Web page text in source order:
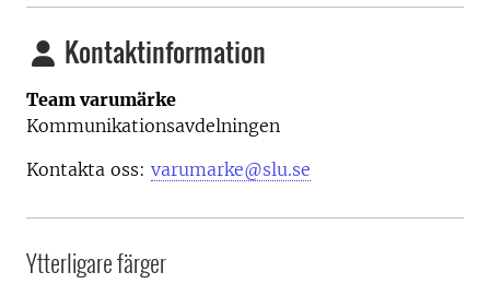
Kontaktinformation
Team varumärke
Kommunikationsavdelningen
Kontakta oss: varumarke@slu.se
Ytterligare färger